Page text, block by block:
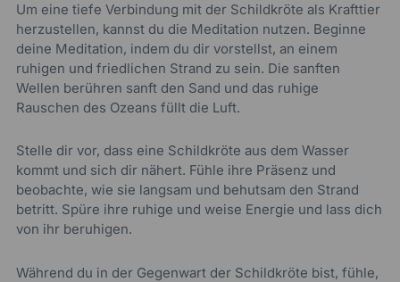
Um eine tiefe Verbindung mit der Schildkröte als Krafttier
herzustellen, kannst du die Meditation nutzen. Beginne
deine Meditation, indem du dir vorstellst, an einem
ruhigen und friedlichen Strand zu sein. Die sanften
Wellen berühren sanft den Sand und das ruhige
Rauschen des Ozeans füllt die Luft.
Stelle dir vor, dass eine Schildkröte aus dem Wasser
kommt und sich dir nähert. Fühle ihre Präsenz und
beobachte, wie sie langsam und behutsam den Strand
betritt. Spüre ihre ruhige und weise Energie und lass dich
von ihr beruhigen.
Während du in der Gegenwart der Schildkröte bist, fühle,